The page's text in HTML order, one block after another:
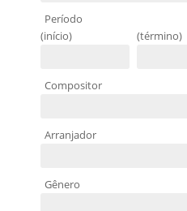
Período
(início)
(término)
Compositor
Arranjador
Gênero